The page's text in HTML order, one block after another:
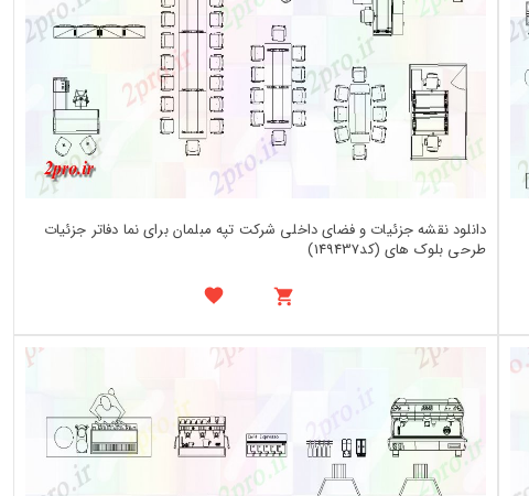
دانلود نقشه جزئیات و فضای داخلی شرکت تپه مبلمان برای نما دفاتر جزئیات
طرحی بلوک های (کد149437)